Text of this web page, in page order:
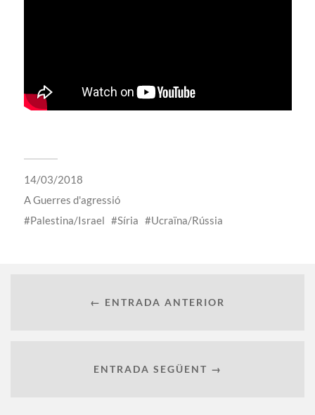
14/03/2018
AGuerres d'agressió
Palestina/Israel
Síria Ucraïna/Rússia
← ENTRADA ANTERIOR
ENTRADA SEGÜENT →